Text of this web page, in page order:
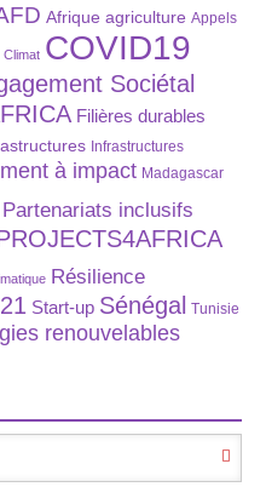
Afrique agriculture Appels
Climat COVID19
Sociétal
Filières durables
Infrastructures
à impact Madagascar
Partenariats inclusifs
Résilience
Start-up Sénégal Tunisie
renouvelables